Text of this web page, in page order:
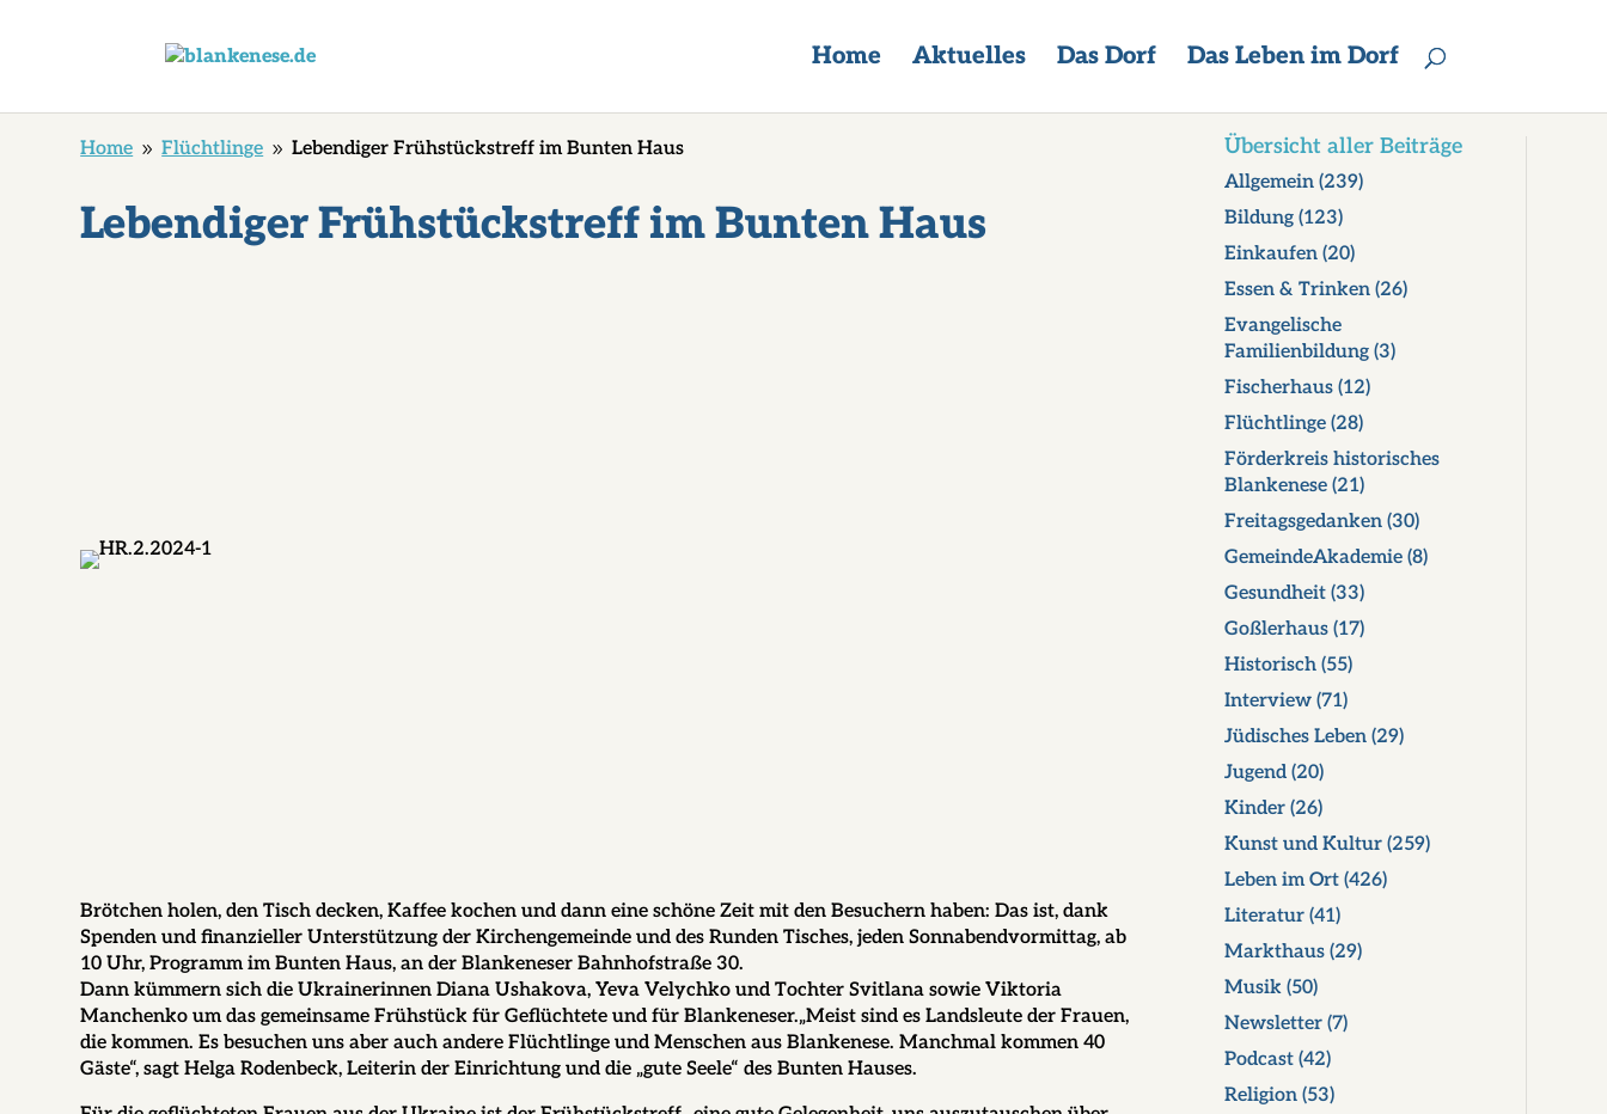
Home Aktuelles Das Dorf Das Leben im Dorf
Home 9 Flüchtlinge 9 Lebendiger Frühstückstreff im Bunten Haus
Lebendiger Frühstückstreff im Bunten Haus
Brötchen holen, den Tisch decken, Kaffee kochen und dann eine schöne Zeit mit den Besuchern haben: Das ist, dank
Spenden und finanzieller Unterstützung der Kirchengemeinde und des Runden Tisches, jeden Sonnabendvormittag, ab
10 Uhr, Programm im Bunten Haus, an der Blankeneser Bahnhofstraße 30.
Dann kümmern sich die Ukrainerinnen Diana Ushakova, Yeva Velychko und Tochter Svitlana sowie Viktoria
Manchenko um das gemeinsame Frühstück für Geflüchtete und für Blankeneser.„Meist sind es Landsleute der Frauen,
die kommen. Es besuchen uns aber auch andere Flüchtlinge und Menschen aus Blankenese. Manchmal kommen 40
Gäste“, sagt Helga Rodenbeck, Leiterin der Einrichtung und die „gute Seele“ des Bunten Hauses.
Übersicht aller Beiträge
Allgemein (239)
Bildung (123)
Einkaufen (20)
Essen & Trinken (26)
Evangelische
Familienbildung (3)
Fischerhaus (12)
Flüchtlinge (28)
Förderkreis historisches
Blankenese (21)
Freitagsgedanken (30)
GemeindeAkademie (8)
Gesundheit (33)
Goßlerhaus (17)
Historisch (55)
Interview (71)
Jüdisches Leben (29)
Jugend (20)
Kinder (26)
Kunst und Kultur (259)
Leben im Ort (426)
Literatur (41)
Markthaus (29)
Musik (50)
Newsletter (7)
Podcast (42)
Religion (53)